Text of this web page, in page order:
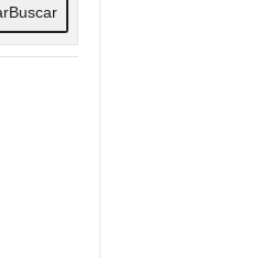
Buscar